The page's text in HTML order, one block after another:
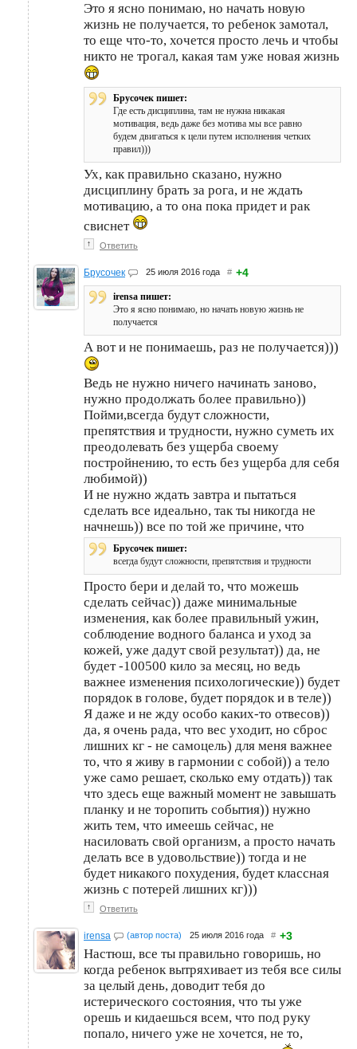
Это я ясно понимаю, но начать новую
жизнь не получается, то ребенок замотал,
то еще что-то, хочется просто лечь и чтобы
никто не трогал, какая там уже новая жизнь
Брусочек пишет:
Где есть дисциплина, там не нужна никакая
мотивация, ведь даже без мотива мы все равно
будем двигаться к цели путем исполнения четких
правил)))
Ух, как правильно сказано, нужно
дисциплину брать за рога, и не ждать
мотивацию, а то она пока придет и рак
свиснет
↑ Ответить
Брусочек 25 июля 2016 года # +4
irensa пишет:
Это я ясно понимаю, но начать новую жизнь не
получается
А вот и не понимаешь, раз не получается)))
Ведь не нужно ничего начинать заново,
нужно продолжать более правильно))
Пойми,всегда будут сложности,
препятствия и трудности, нужно суметь их
преодолевать без ущерба своему
постройнению, то есть без ущерба для себя
любимой))
И не нужно ждать завтра и пытаться
сделать все идеально, так ты никогда не
начнешь)) все по той же причине, что
Брусочек пишет:
всегда будут сложности, препятствия и трудности
Просто бери и делай то, что можешь
сделать сейчас)) даже минимальные
изменения, как более правильный ужин,
соблюдение водного баланса и уход за
кожей, уже дадут свой результат)) да, не
будет -100500 кило за месяц, но ведь
важнее изменения психологические)) будет
порядок в голове, будет порядок и в теле))
Я даже и не жду особо каких-то отвесов))
да, я очень рада, что вес уходит, но сброс
лишних кг - не самоцель) для меня важнее
то, что я живу в гармонии с собой)) а тело
уже само решает, сколько ему отдать)) так
что здесь еще важный момент не завышать
планку и не торопить события)) нужно
жить тем, что имеешь сейчас, не
насиловать свой организм, а просто начать
делать все в удовольствие)) тогда и не
будет никакого похудения, будет классная
жизнь с потерей лишних кг)))
↑ Ответить
irensa (автор поста) 25 июля 2016 года # +3
Настюш, все ты правильно говоришь, но
когда ребенок вытряхивает из тебя все силы
за целый день, доводит тебя до
истерического состояния, что ты уже
орешь и кидаешься всем, что под руку
попало, ничего уже не хочется, не то,